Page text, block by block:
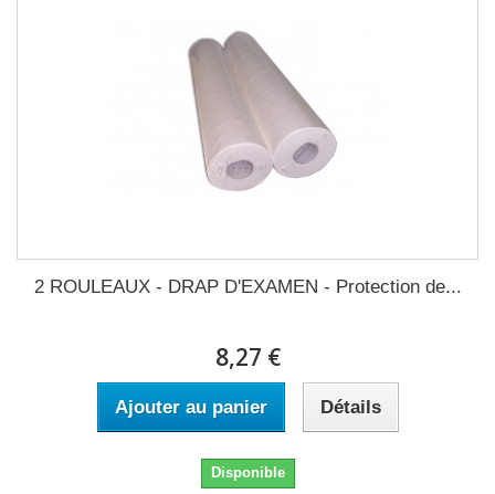
2 ROULEAUX - DRAP D'EXAMEN - Protection de...
8,27 €
Ajouter au panier Détails
Disponible